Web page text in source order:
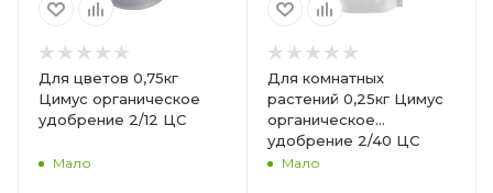
Для цветов 0,75кг
Цимус органическое
удобрение 2/12 ЦС
Мало
Для комнатных
растений 0,25кг Цимус
органическое
удобрение 2/40 ЦС
Мало